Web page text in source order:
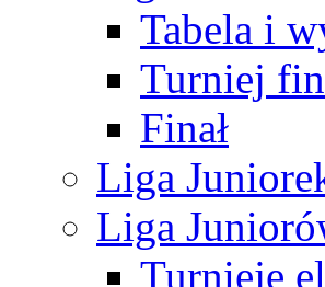
Tabela i
Turniej
Finał
Liga
Liga
Turnieje